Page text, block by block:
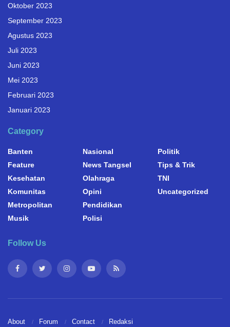
Oktober 2023
September 2023
Agustus 2023
Juli 2023
Juni 2023
Mei 2023
Februari 2023
Januari 2023
Category
Banten
Feature
Kesehatan
Komunitas
Metropolitan
Musik
Nasional
News Tangsel
Olahraga
Opini
Pendidikan
Polisi
Politik
Tips & Trik
TNI
Uncategorized
Follow Us
About Forum Contact Redaksi